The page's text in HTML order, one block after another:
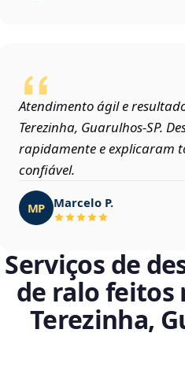
Atendimento ágil e
Terezinha, Guarulhos‑SP.
rapidamente e explicaram
confiável.
MP Marcelo P.
Serviços de
de ralo feitos
Terezinha,